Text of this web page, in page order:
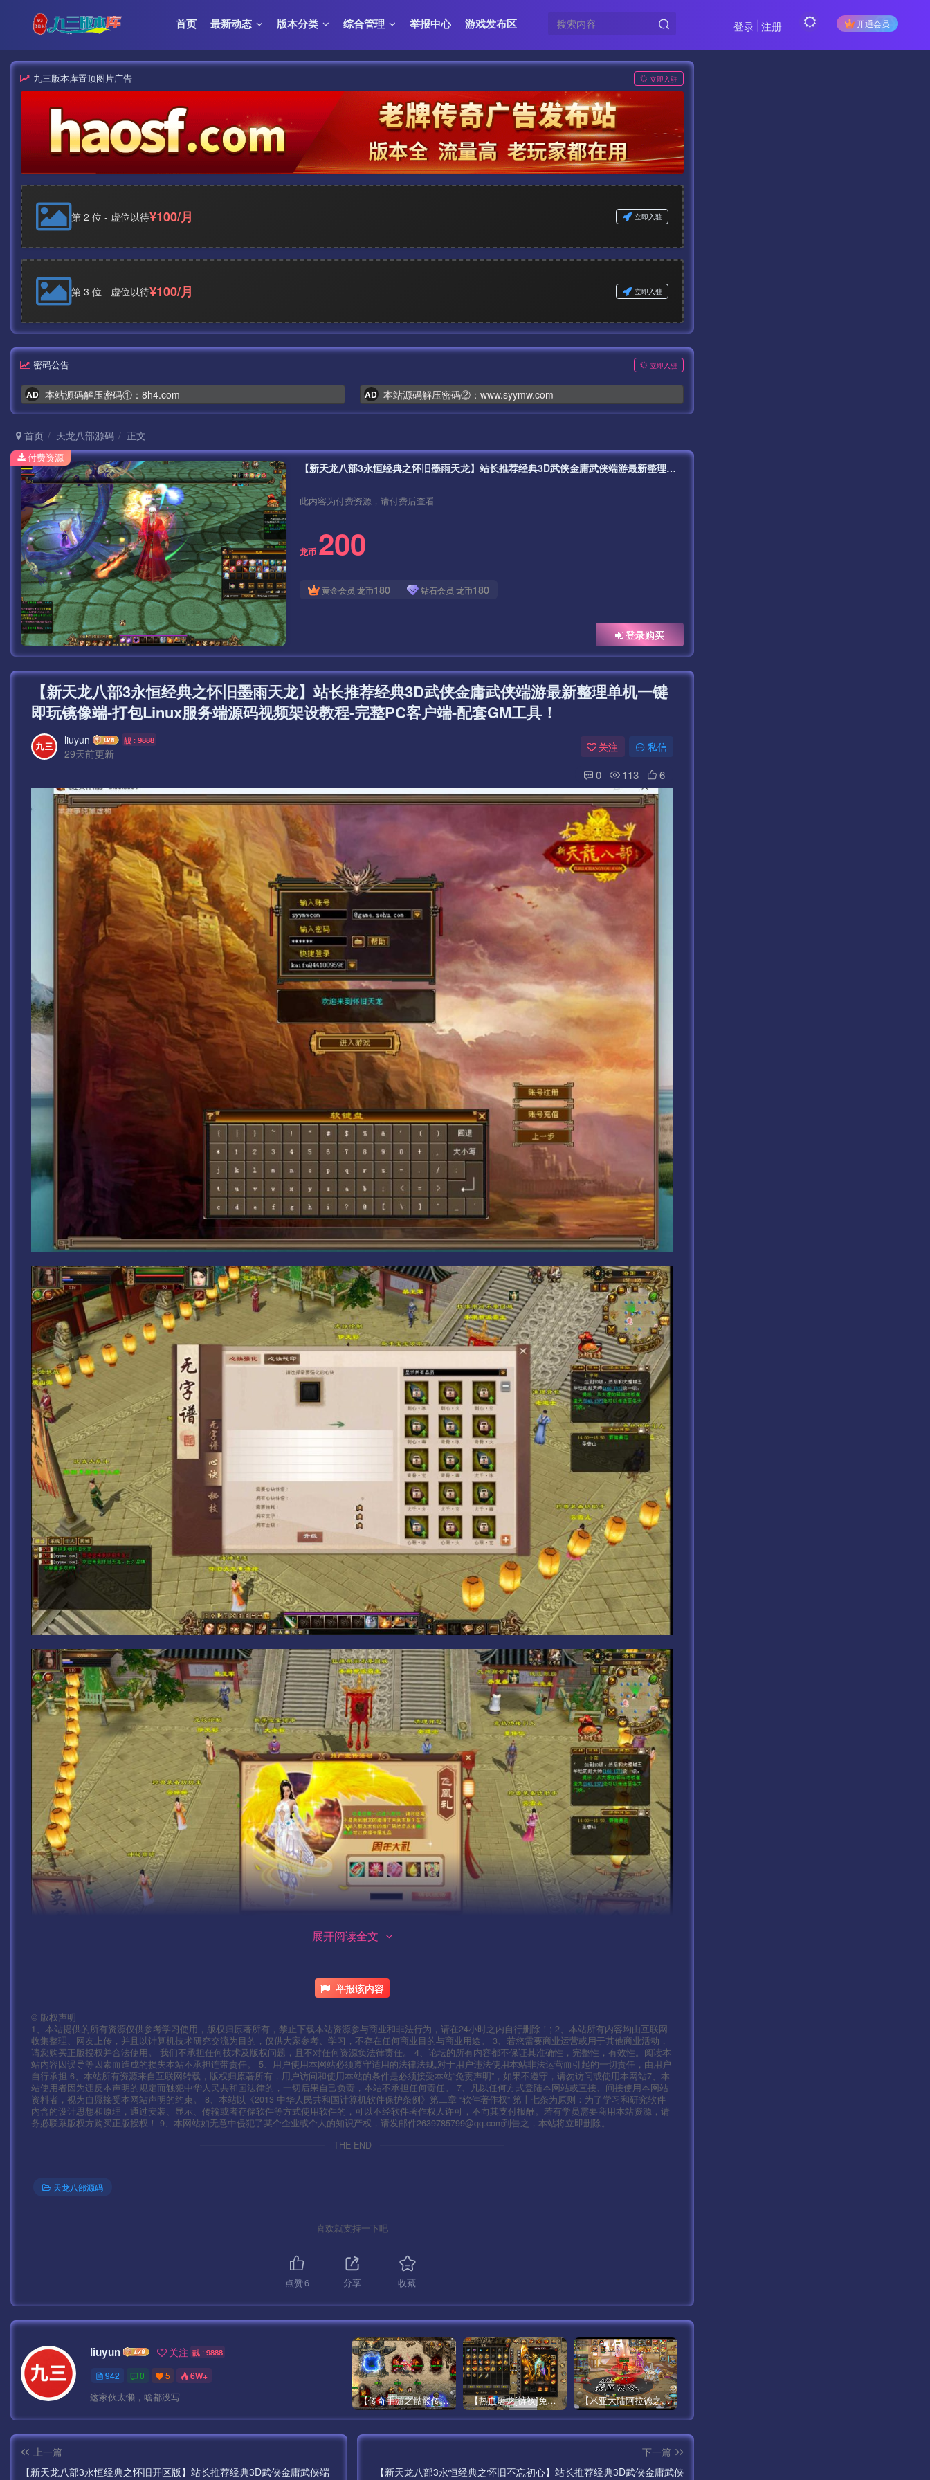
首页 最新动态 版本分类 综合管理 举报中心 游戏发布区 开通会员
登录 注册
九三版本库置顶图片广告 立即入驻
第 2 位 - 虚位以待¥100/月 立即入驻
第 3 位 - 虚位以待¥100/月 立即入驻
密码公告 立即入驻
AD 本站源码解压密码①：8h4.com AD 本站源码解压密码②：www.syymw.com
首页 天龙八部源码 正文
【新天龙八部3永恒经典之怀旧墨雨天龙】站长推荐经典3D武侠金庸武侠端游最新整理单机一键即玩镜像端-打包Linux服务端源码视频架设教程-完整PC客户端-配套GM工具！
此内容为付费资源，请付费后查看
龙币 200
黄金会员 龙币180 钻石会员 龙币180
登录购买
付费资源
【新天龙八部3永恒经典之怀旧墨雨天龙】站长推荐经典3D武侠金庸武侠端游最新整理单机一键
即玩镜像端-打包Linux服务端源码视频架设教程-完整PC客户端-配套GM工具！
liuyun 靓 : 9888
29天前更新 关注 私信
0 113 6
展开阅读全文
举报该内容
© 版权声明
1、本站提供的所有资源仅供参考学习使用，版权归原著所有，禁止下载本站资源参与商业和非法行为，请在24小时之内自行删除！; 2、本站所有内容均由互联网
收集整理、网友上传，并且以计算机技术研究交流为目的，仅供大家参考、学习，不存在任何商业目的与商业用途。 3、若您需要商业运营或用于其他商业活动，
请您购买正版授权并合法使用。 我们不承担任何技术及版权问题，且不对任何资源负法律责任。 4、论坛的所有内容都不保证其准确性，完整性，有效性。阅读本
站内容因误导等因素而造成的损失本站不承担连带责任。 5、用户使用本网站必须遵守适用的法律法规,对于用户违法使用本站非法运营而引起的一切责任，由用户
自行承担 6、本站所有资源来自互联网转载，版权归原著所有，用户访问和使用本站的条件是必须接受本站“免责声明”，如果不遵守，请勿访问或使用本网站7、本
站使用者因为违反本声明的规定而触犯中华人民共和国法律的，一切后果自己负责，本站不承担任何责任。 7、凡以任何方式登陆本网站或直接、间接使用本网站
资料者，视为自愿接受本网站声明的约束。 8、本站以《2013 中华人民共和国计算机软件保护条例》第二章 “软件著作权” 第十七条为原则：为了学习和研究软件
内含的设计思想和原理，通过安装、显示、传输或者存储软件等方式使用软件的，可以不经软件著作权人许可，不向其支付报酬。若有学员需要商用本站资源，请
务必联系版权方购买正版授权！ 9、本网站如无意中侵犯了某个企业或个人的知识产权，请发邮件2639785799@qq.com到告之，本站将立即删除。
THE END
天龙八部源码
喜欢就支持一下吧
点赞6 分享 收藏
liuyun 关注 靓 : 9888
942 0 5 6W+
这家伙太懒，啥都没写 【传奇手游之骷髅传说第二季十大陆[白猪3]免授权版】经典单职业复古特色战神引擎传奇手游最新打包Win服务端源码视频架设教程-怀旧复古-经典耐玩–新版GM多功能网页授权物品后台-GM直冲网页后台-安卓苹果IOS双端版本！ 【热血屠龙[裤衩]免授权修复版】采用经典战神引擎三职业特色游戏最新打包Win服务端源码视频架设教程-GM直冲后台-新版GM多功能授权物品后台-安卓苹果IOS双端版本-传奇手游！ 【米亚大陆阿拉德之怒三觉醒版本】经典横版格斗闯关剧情手游最新打包Linux服务端源码视频架设教程-安卓苹果IOS双端版本-完善总运营后台-完整全功能GM授权后台-附带整套表格！
上一篇
【新天龙八部3永恒经典之怀旧开区版】站长推荐经典3D武侠金庸武侠端
下一篇
【新天龙八部3永恒经典之怀旧不忘初心】站长推荐经典3D武侠金庸武侠